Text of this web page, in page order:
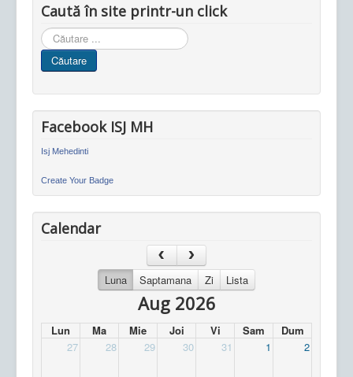
Caută în site printr-un click
Cauta
in
site
Căutare
Facebook ISJ MH
Isj Mehedinti
Create Your Badge
Calendar
Luna Saptamana Zi Lista
Aug 2026
Lun Ma Mie Joi Vi Sam
Dum
27
28 29 30 31 1 2